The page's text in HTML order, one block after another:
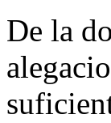
De la